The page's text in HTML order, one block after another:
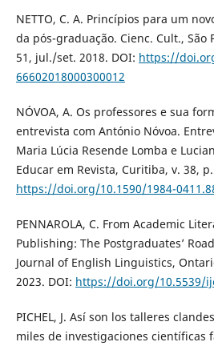
NETTO, C. A. Princípios para um
da pós-graduação. Cienc. Cult., São
51, jul./set. 2018. DOI: https://
66602018000300012
NÓVOA, A. Os professores e sua
entrevista com António Nóvoa.
Maria Lúcia Resende Lomba e
Educar em Revista, Curitiba, v. 38,
https://doi.org/10.1590/1984-
PENNAROLA, C. From Academic
Publishing: The Postgraduates’
Journal of English Linguistics,
2023. DOI: https://doi.org/10.5539/
PICHEL, J. Así son los talleres
miles de investigaciones científicas